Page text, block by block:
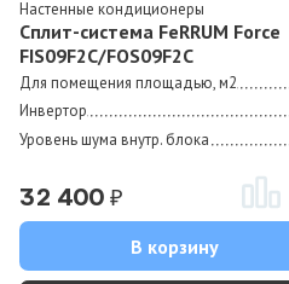
Настенные кондиционеры
Сплит-система FeRRUM Force
FIS09F2С/FOS09F2С
Для помещения площадью, м2
Инвертор
Уровень шума внутр. блока
32 400₽
В корзину